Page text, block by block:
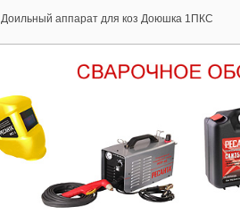
Доильный аппарат для коз Доюшка 1ПКС